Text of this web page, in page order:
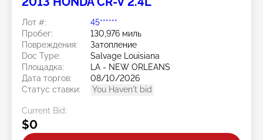
Лот #:
45******
Пробег:
130,976 миль
Повреждения:
Затопление
Doc Type:
Salvage Louisiana
Площадка:
LA - NEW ORLEANS
Дата торгов:
08/10/2026
Статус ставки:
You Haven't bid
Current Bid:
$0